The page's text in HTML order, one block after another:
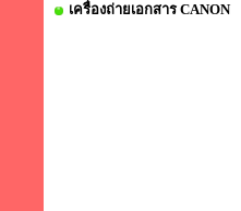
เครื่องถ่ายเอกสาร CANON